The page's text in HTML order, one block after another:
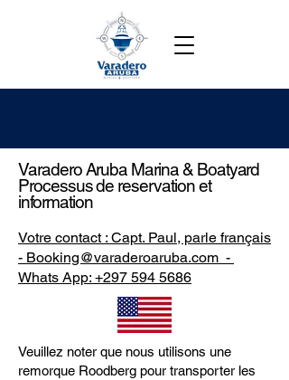
Varadero Aruba Marina & Boatyard
Processus de reservation et
information
Votre contact : Capt. Paul, parle français
- Booking@varaderoaruba.com -
Whats App: +297 594 5686
Veuillez noter que nous utilisons une
remorque Roodberg pour transporter les